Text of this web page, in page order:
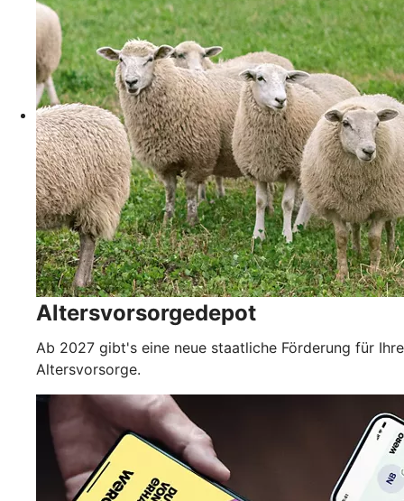
Altersvorsorgedepot
Ab 2027 gibt's eine neue staatliche Förderung für Ihre
Altersvorsorge.